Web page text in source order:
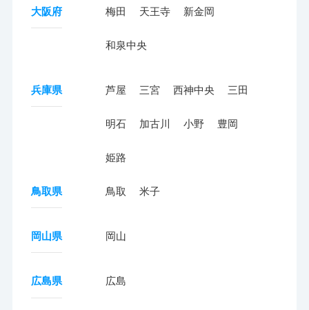
大阪府 梅田 天王寺 新金岡
和泉中央
兵庫県 芦屋 三宮 西神中央 三田
明石 加古川 小野 豊岡
姫路
鳥取県 鳥取 米子
岡山県 岡山
広島県 広島